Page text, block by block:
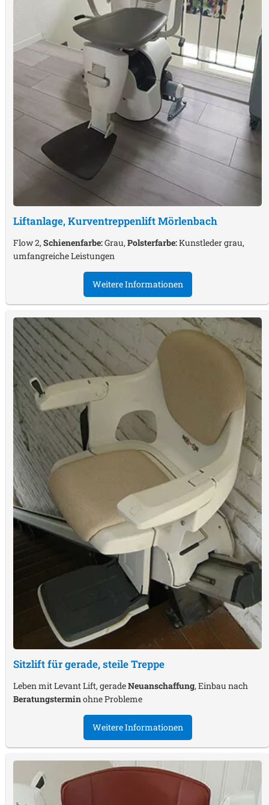
Liftanlage, KurventreppenliftMörlenbach
Flow 2,Schienenfarbe:Grau,Polsterfarbe:Kunstleder grau,
umfangreiche Leistungen
Weitere Informationen
Sitzlift für gerade, steile Treppe
Leben mit Levant Lift, geradeNeuanschaffung, Einbau nach
Beratungsterminohne Probleme
Weitere Informationen